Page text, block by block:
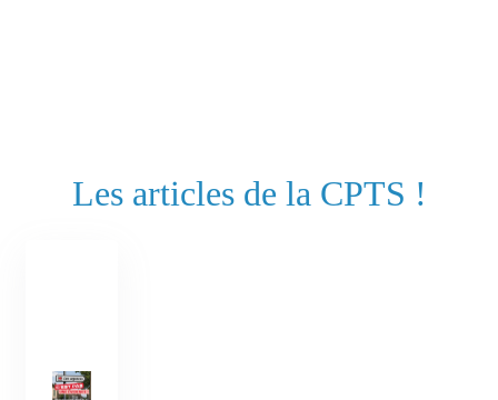
Les articles de la CPTS !